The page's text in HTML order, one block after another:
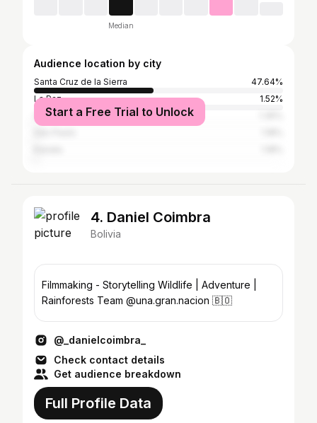
Median
Audience location by city
Santa Cruz de la Sierra
47.64%
La Paz
1.52%
Cancun
Start a Free Trial to Unlock
4. Daniel Coimbra
Bolivia
Filmmaking - Storytelling Wildlife | Adventure |
Rainforests Team @una.gran.nacion 🇧🇴
@_danielcoimbra_
Check contact details
Get audience breakdown
Full Profile Data